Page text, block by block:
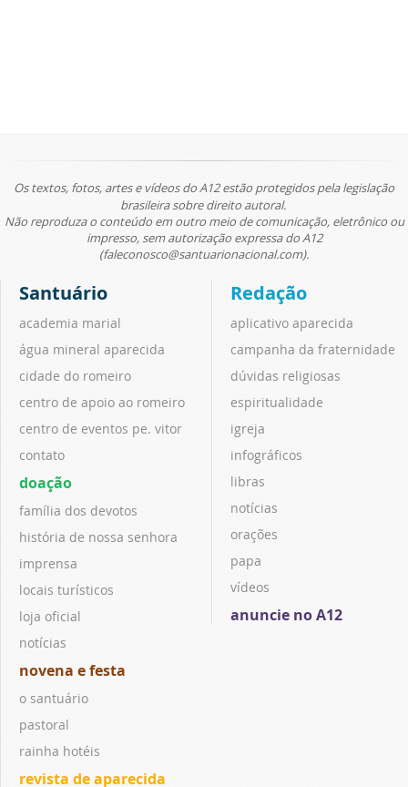
Os textos, fotos, artes e vídeos do A12 estão protegidos pela legislação
brasileira sobre direito autoral.
Não reproduza o conteúdo em outro meio de comunicação, eletrônico ou
impresso, sem autorização expressa do A12
(faleconosco@santuarionacional.com).
Santuário
academia marial
água mineral aparecida
cidade do romeiro
centro de apoio ao romeiro
centro de eventos pe. vitor
contato
doação
família dos devotos
história de nossa senhora
imprensa
locais turísticos
loja oficial
notícias
novena e festa
o santuário
pastoral
rainha hotéis
revista de aparecida
Redação
aplicativo aparecida
campanha da fraternidade
dúvidas religiosas
espiritualidade
igreja
infográficos
libras
notícias
orações
papa
vídeos
anuncie no A12